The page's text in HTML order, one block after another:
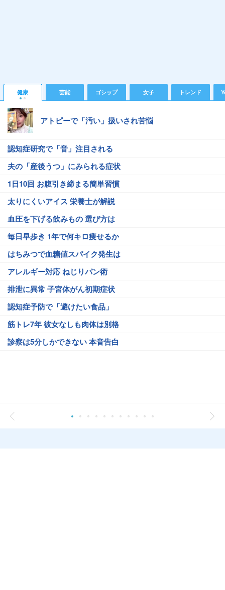
健康 芸能 ゴシップ 女子 トレンド
アトピーで「汚い」扱いされ苦悩
認知症研究で「音」注目される
夫の「産後うつ」にみられる症状
1日10回 お腹引き締まる簡単習慣
太りにくいアイス 栄養士が解説
血圧を下げる飲みもの 選び方は
毎日早歩き 1年で何キロ痩せるか
はちみつで血糖値スパイク発生は
アレルギー対応 ねじりパン術
排泄に異常 子宮体がん初期症状
認知症予防で「避けたい食品」
筋トレ7年 彼女なしも肉体は別格
診察は5分しかできない 本音告白